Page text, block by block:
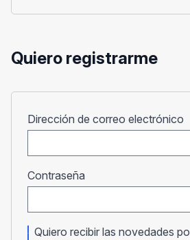
Quiero registrarme
Dirección de correo electrónico
Contraseña
Quiero recibir las novedades